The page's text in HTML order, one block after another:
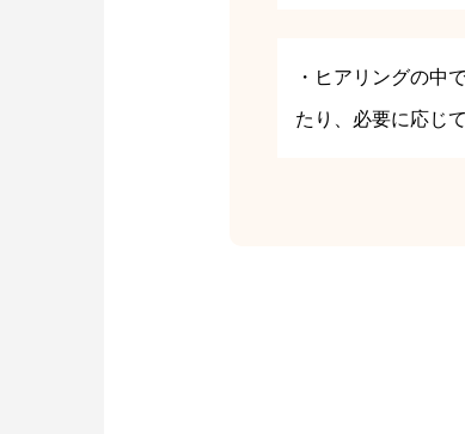
・ヒアリングの中
たり、必要に応じ